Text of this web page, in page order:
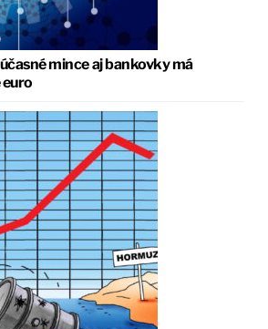
mince aj bankovky má